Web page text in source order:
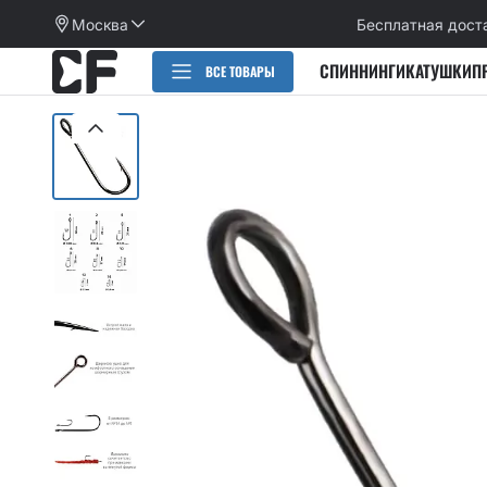
Москва Бесплатная
ВСЕ ТОВАРЫ
РАСПРОДАЖА
СПИННИНГИ
Категории
Aspen Stake
CИЛИКОНОВЫЕ ПРИМАНКИ
Категории
Active slug
НАБОРЫ ПРИМАНОК И КРЮЧКОВ
ПЛЕТЕНЫЕ ШНУРЫ, ФЛЮОРОКАРБОН
СПИННИНГИКАТУШКИ